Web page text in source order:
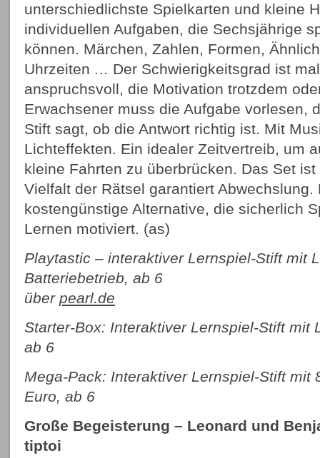
unterschiedlichste Spielkarten und kleine
individuellen Aufgaben, die Sechsjährige
können. Märchen, Zahlen, Formen,
Uhrzeiten … Der Schwierigkeitsgrad ist
anspruchsvoll, die Motivation trotzdem
Erwachsener muss die Aufgabe vorlesen,
Stift sagt, ob die Antwort richtig ist. Mit
Lichteffekten. Ein idealer Zeitvertreib, um
kleine Fahrten zu überbrücken. Das Set
Vielfalt der Rätsel garantiert Abwechslung.
kostengünstige Alternative, die sicherlich
Lernen motiviert. (as)
Playtastic – interaktiver Lernspiel-Stift mit
Batteriebetrieb, ab 6
über pearl.de
Starter-Box: Interaktiver Lernspiel-Stift mit
ab 6
Mega-Pack: Interaktiver Lernspiel-Stift mit
Euro, ab 6
Große Begeisterung – Leonard und
tiptoi